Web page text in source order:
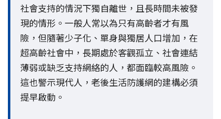
社會支持的情況下獨自離世，且長時間未被發
現的情形。一般人常以為只有高齡者才有風
險，但隨著少子化、單身與獨居人口增加，在
超高齡社會中，長期處於客觀孤立、社會連結
薄弱或缺乏支持網絡的人，都面臨較高風險。
這也警示現代人，老後生活防護網的建構必須
提早啟動。